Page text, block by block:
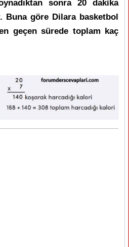
sonra 20 dakika
Buna göre Dilara basketbol
geçen sürede toplam kaç